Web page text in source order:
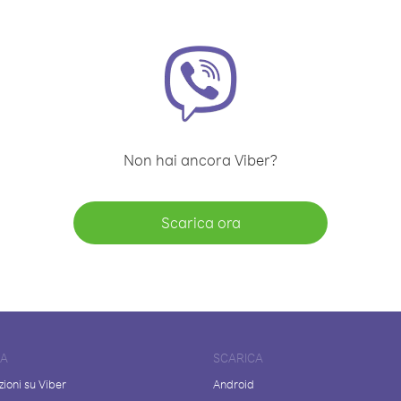
Non hai ancora Viber?
Scarica ora
su Viber
SCARICA
Android